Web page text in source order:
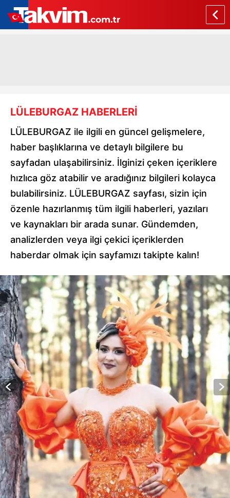
LÜLEBURGAZ HABERLERİ
LÜLEBURGAZ ile ilgili en güncel gelişmelere,
haber başlıklarına ve detaylı bilgilere bu
sayfadan ulaşabilirsiniz. İlginizi çeken içeriklere
hızlıca göz atabilir ve aradığınız bilgileri kolayca
bulabilirsiniz. LÜLEBURGAZ sayfası, sizin için
özenle hazırlanmış tüm ilgili haberleri, yazıları
ve kaynakları bir arada sunar. Gündemden,
analizlerden veya ilgi çekici içeriklerden
haberdar olmak için sayfamızı takipte kalın!